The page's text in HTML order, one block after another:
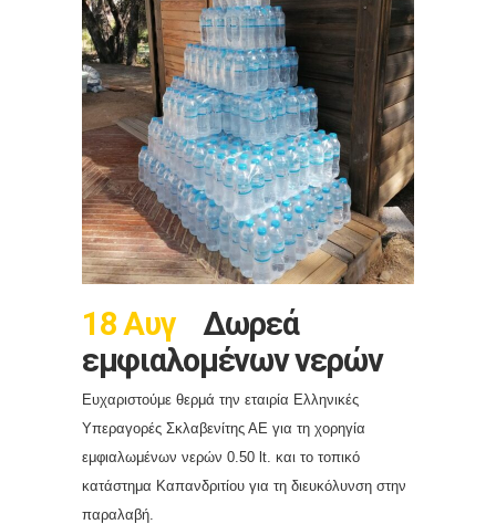
18 Αυγ
Δωρεά
εμφιαλομένων νερών
Ευχαριστούμε θερμά την εταιρία Ελληνικές
Υπεραγορές Σκλαβενίτης ΑΕ για τη χορηγία
εμφιαλωμένων νερών 0.50 lt. και το τοπικό
κατάστημα Καπανδριτίου για τη διευκόλυνση στην
παραλαβή.